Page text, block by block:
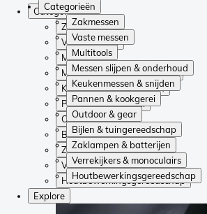
Categorieën
Zakmessen
Vaste messen
Multitools
Messen slijpen & onderhoud
Keukenmessen & snijden
Pannen & kookgerei
Outdoor & gear
Bijlen & tuingereedschap
Zaklampen & batterijen
Verrekijkers & monoculairs
Houtbewerkingsgereedschap
Categorieën
Zakmessen
Vaste messen
Multitools
Messen slijpen & onderhoud
Keukenmessen & snijden
Pannen & kookgerei
Outdoor & gear
Bijlen & tuingereedschap
Zaklampen & batterijen
Verrekijkers & monoculairs
Houtbewerkingsgereedschap
Explore